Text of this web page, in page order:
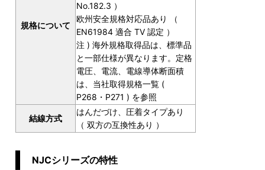
規格について
No.182.3 ）
欧州安全規格対応品あり （
EN61984 適合 TV 認定 ）
注 ) 海外規格取得品は、標準品
と一部仕様が異なります。定格
電圧、電流、電線導体断面積
は、当社取得規格一覧 (
P268・P271 ) を参照
結線方式
はんだづけ、圧着タイプあり
（ 双方の互換性あり ）
NJCシリーズの特性